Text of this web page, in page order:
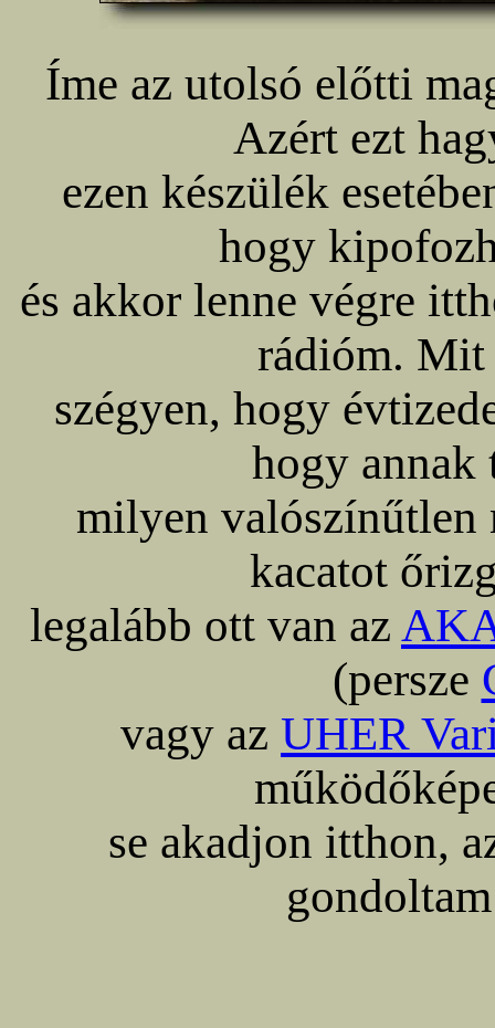
Íme az utolsó előtti
Azért ezt
ezen készülék
hogy
és akkor lenne végre
rádióm. Mit
szégyen, hogy
hogy annak
milyen valószínűtlen
kacatot
legalább ott van az
(persze
vagy az UHER
se akadjon itthon,